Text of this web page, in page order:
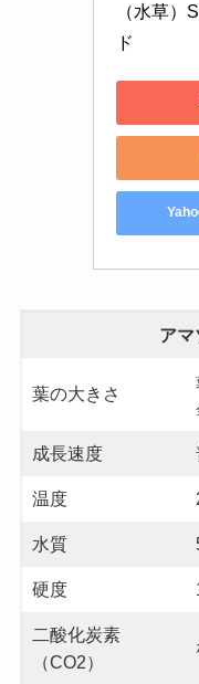
（水草）
ド
アマ
葉の大きさ
成長速度
温度
水質
硬度
二酸化炭素
（CO2）